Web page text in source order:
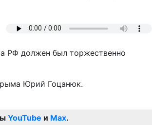
РФ должен был торжественно
Юрий Гоцанюк.
YouTube и Max.